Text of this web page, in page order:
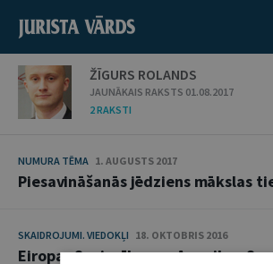
ŽĪGURS ROLANDS
JAUNĀKAIS RAKSTS 01.08.2017
2 RAKSTI
NUMURA TĒMA 1. AUGUSTS 2017
Piesavināšanās jēdziens mākslas
SKAIDROJUMI. VIEDOKĻI 18. OKTOBRIS 2016
Eiropas Savienības un Amerikas